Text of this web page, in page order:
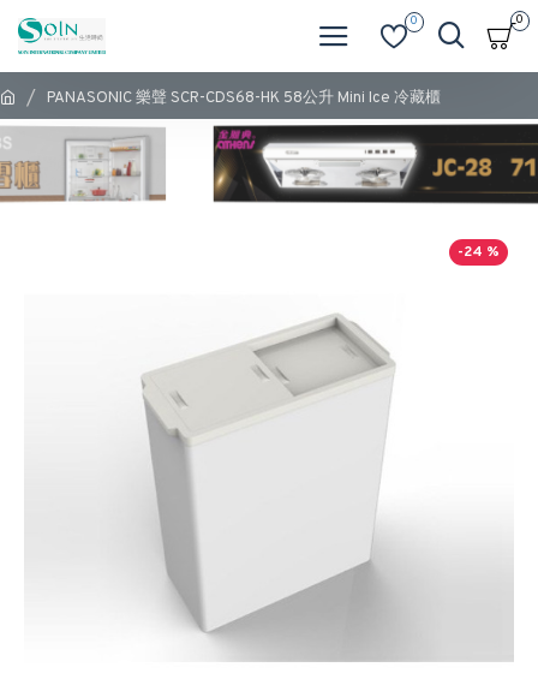
0 0
PANASONIC 樂聲 SCR-CDS68-HK 58公升 Mini Ice 冷藏櫃
-24 %